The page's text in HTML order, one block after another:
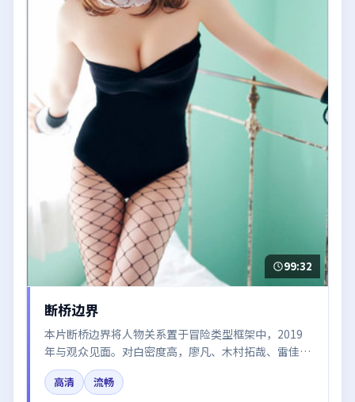
99:32
断桥边界
本片断桥边界将人物关系置于冒险类型框架中，2019
年与观众见面。对白密度高，廖凡、木村拓哉、雷佳音
的台词节奏值得关注；整体气质偏中国大陆都市与冷色
调摄影。
高清
流畅